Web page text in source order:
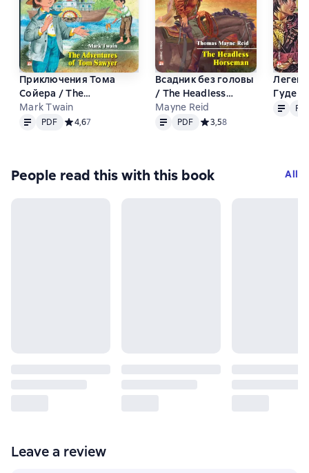
Приключения Тома
Сойера / The
Adventures of Tom
Sawyer
Mark Twain
Text PDF
PDF Средний рейтинг 4,6 на основе 7 оценок
4,67
Всадник без головы
/ The Headless
Horseman
Mayne Reid
Text PDF
PDF Средний рейтинг 3,5 на
3,58
Гуде /
Robin
Text PDF
People read this with this book All
Leave a review